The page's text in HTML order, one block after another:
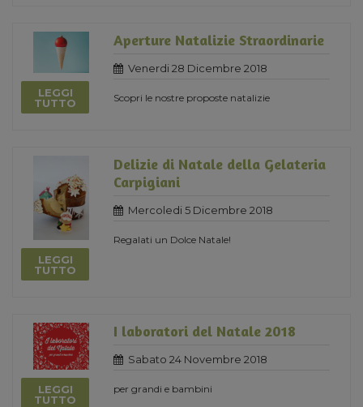
LEGGI
TUTTO
Aperture Natalizie Straordinarie
Venerdi 28 Dicembre 2018
Scopri le nostre proposte natalizie
LEGGI
TUTTO
Delizie di Natale della Gelateria
Carpigiani
Mercoledi 5 Dicembre 2018
Regalati un Dolce Natale!
LEGGI
TUTTO
I laboratori del Natale 2018
Sabato 24 Novembre 2018
per grandi e bambini